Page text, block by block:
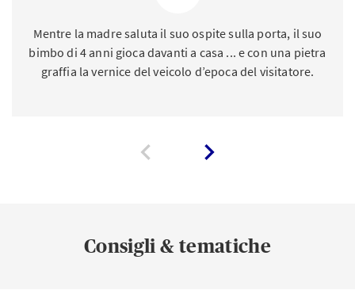
Mentre la madre saluta il suo ospite sulla porta, il suo
bimbo di 4 anni gioca davanti a casa ... e con una pietra
graffia la vernice del veicolo d’epoca del visitatore.
Consigli & tematiche